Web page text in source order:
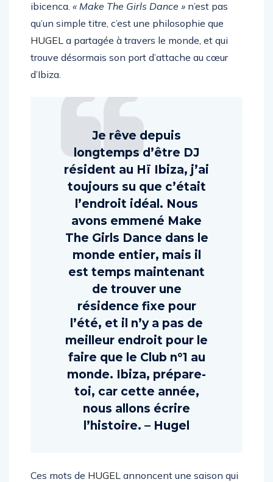
ibicenca. « Make The Girls Dance » n’est pas
qu’un simple titre, c’est une philosophie que
HUGEL a partagée à travers le monde, et qui
trouve désormais son port d’attache au cœur
d’Ibiza.
Je rêve depuis
longtemps d’être DJ
résident au Hï Ibiza, j’ai
toujours su que c’était
l’endroit idéal. Nous
avons emmené Make
The Girls Dance dans le
monde entier, mais il
est temps maintenant
de trouver une
résidence fixe pour
l’été, et il n’y a pas de
meilleur endroit pour le
faire que le Club n°1 au
monde. Ibiza, prépare-
toi, car cette année,
nous allons écrire
l’histoire. – Hugel
Ces mots de HUGEL annoncent une saison qui